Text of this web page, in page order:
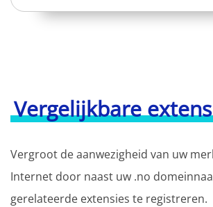
Vergelijkbare
Vergroot de aanwezigheid van uw
Internet door naast uw .no
gerelateerde extensies te registreren.